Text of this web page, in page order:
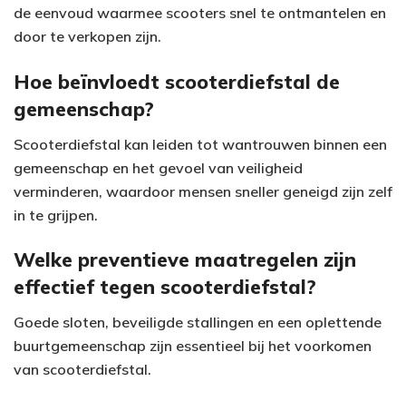
de eenvoud waarmee scooters snel te ontmantelen en
door te verkopen zijn.
Hoe beïnvloedt scooterdiefstal de
gemeenschap?
Scooterdiefstal kan leiden tot wantrouwen binnen een
gemeenschap en het gevoel van veiligheid
verminderen, waardoor mensen sneller geneigd zijn zelf
in te grijpen.
Welke preventieve maatregelen zijn
effectief tegen scooterdiefstal?
Goede sloten, beveiligde stallingen en een oplettende
buurtgemeenschap zijn essentieel bij het voorkomen
van scooterdiefstal.